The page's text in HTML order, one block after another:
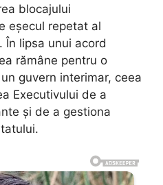
blocajului
eșecul repetat al
lipsa unui acord
rămâne pentru o
guvern interimar, ceea
Executivului de a
și de a gestiona